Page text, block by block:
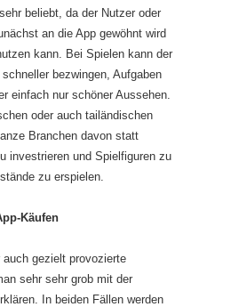
beliebt, da der Nutzer oder
an die App gewöhnt wird
kann. Bei Spielen kann der
bezwingen, Aufgaben
einfach nur schöner Aussehen.
oder auch tailändischen
Branchen davon statt
investrieren und Spielfiguren zu
zu erspielen.
Käufen
auch gezielt provozierte
sehr sehr grob mit der
In beiden Fällen werden